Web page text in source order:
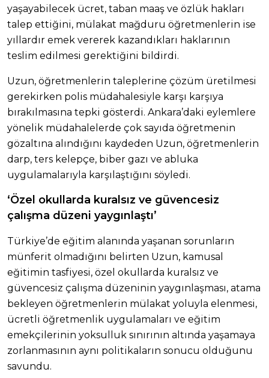
yaşayabilecek ücret, taban maaş ve özlük hakları
talep ettiğini, mülakat mağduru öğretmenlerin ise
yıllardır emek vererek kazandıkları haklarının
teslim edilmesi gerektiğini bildirdi.
Uzun, öğretmenlerin taleplerine çözüm üretilmesi
gerekirken polis müdahalesiyle karşı karşıya
bırakılmasına tepki gösterdi. Ankara’daki eylemlere
yönelik müdahalelerde çok sayıda öğretmenin
gözaltına alındığını kaydeden Uzun, öğretmenlerin
darp, ters kelepçe, biber gazı ve abluka
uygulamalarıyla karşılaştığını söyledi.
‘Özel okullarda kuralsız ve güvencesiz
çalışma düzeni yaygınlaştı’
Türkiye’de eğitim alanında yaşanan sorunların
münferit olmadığını belirten Uzun, kamusal
eğitimin tasfiyesi, özel okullarda kuralsız ve
güvencesiz çalışma düzeninin yaygınlaşması, atama
bekleyen öğretmenlerin mülakat yoluyla elenmesi,
ücretli öğretmenlik uygulamaları ve eğitim
emekçilerinin yoksulluk sınırının altında yaşamaya
zorlanmasının aynı politikaların sonucu olduğunu
savundu.